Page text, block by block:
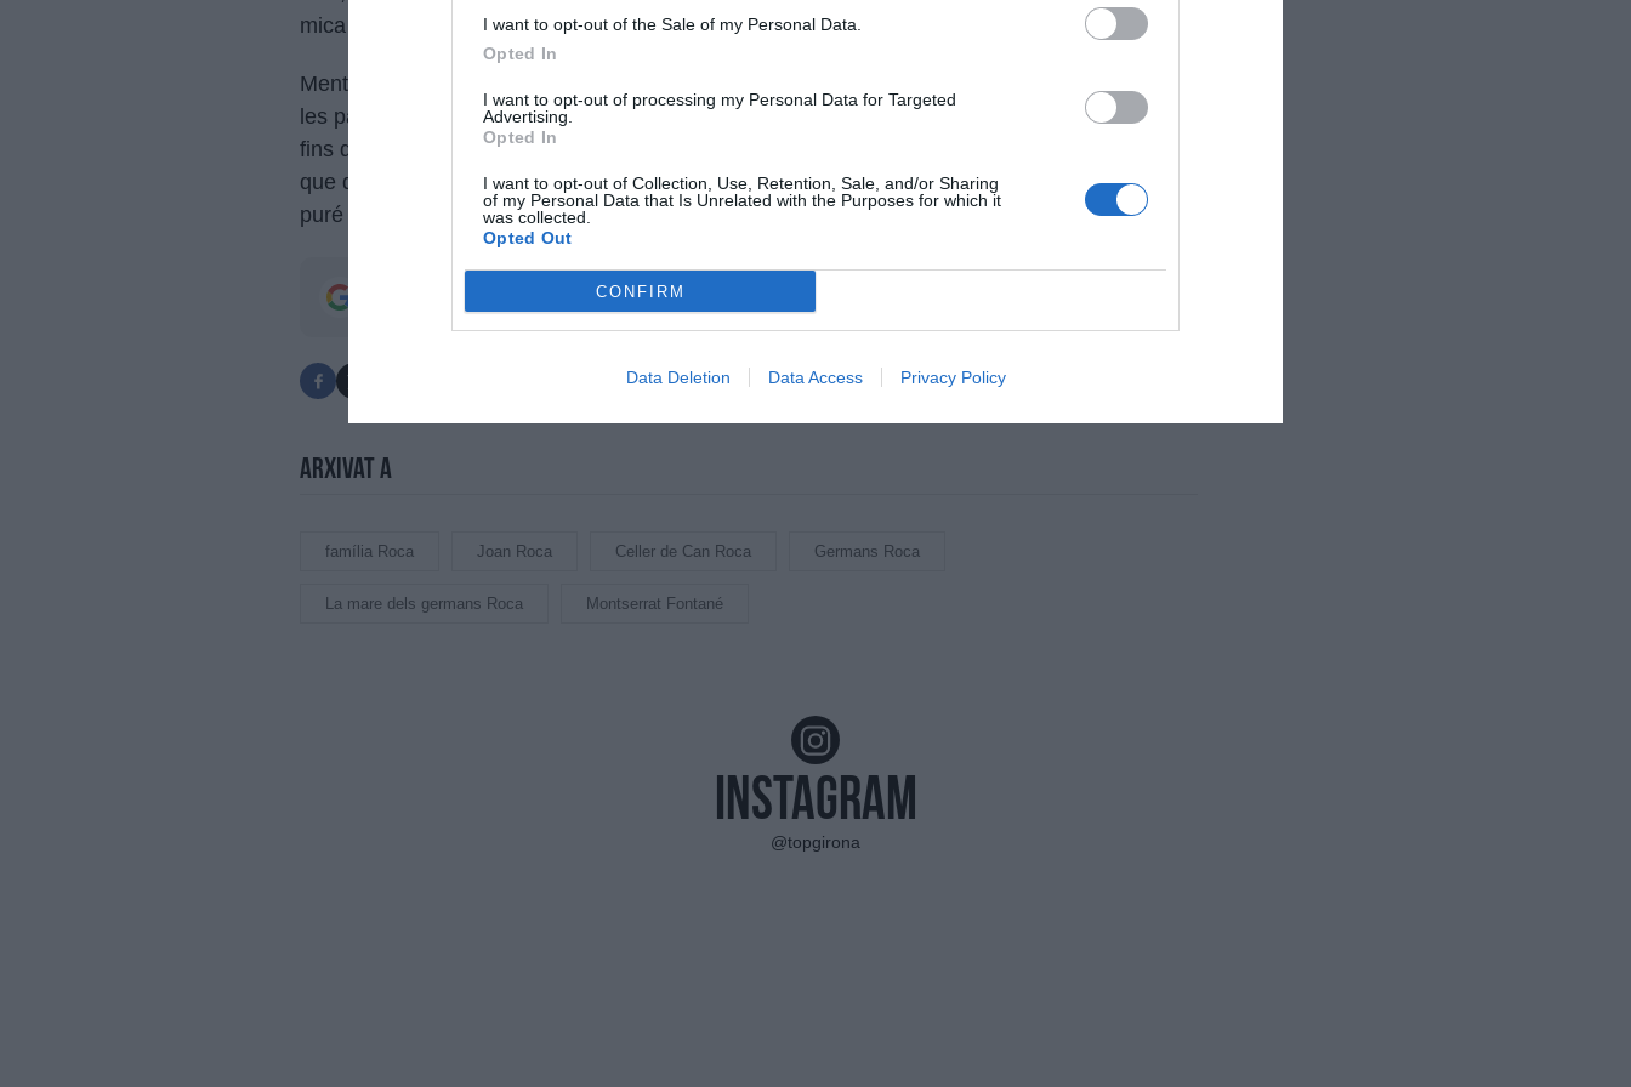
I want to opt-out of the Sale of my Personal Data.
Opted In
I want to opt-out of processing my Personal Data for Targeted
Advertising.
Opted In
I want to opt-out of Collection, Use, Retention, Sale, and/or Sharing
of my Personal Data that Is Unrelated with the Purposes for which it
was collected.
Opted Out
CONFIRM
Data Deletion Data Access Privacy Policy
mica en mica, hi afegim un fil d’oli i ho anem triturant i ligant com si fos una maionesa.
Mentre ho lliguem amb l’oli, hi afegim rajolins de llet per acabar de lligar la mescla. Laminem
les patates ben fines i les fregim. Triturem els pebrots del piquillo amb una mica d’oli d’oliva
fins que quedi un puré molt fi. Muntem capes de patata alternades amb brandada de manera
que quedi un milfulls de 3 0 4 pisos. Emplatem 2 0 3 milfulls per ració, i ho decorem amb el
puré de pebrots del piquillo.
com a font preferida de Google de forma gratuïta.
Estigues informat amb les últimes notícies d'actualitat
Arxivat a
família Roca Joan Roca Celler de Can Roca Germans Roca
La mare dels germans Roca Montserrat Fontané
Instagram
@topgirona